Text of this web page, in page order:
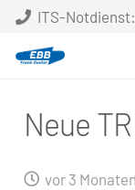
ITS-
Neue
vor 3 Monaten